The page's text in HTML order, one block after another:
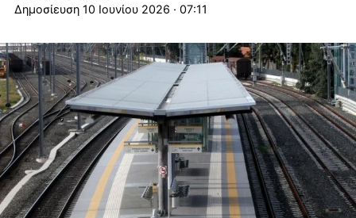
10 Ιουνίου 2026 · 07:11